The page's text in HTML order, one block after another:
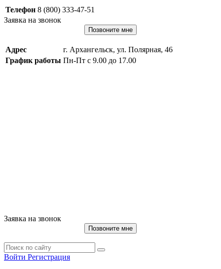
Телефон 8 (800) 333-47-51
Заявка на звонок
Позвоните мне
Адрес
г. Архангельск, ул. Полярная, 46
График работы Пн-Пт с 9.00 до 17.00
Заявка на звонок
Позвоните мне
Войти Регистрация